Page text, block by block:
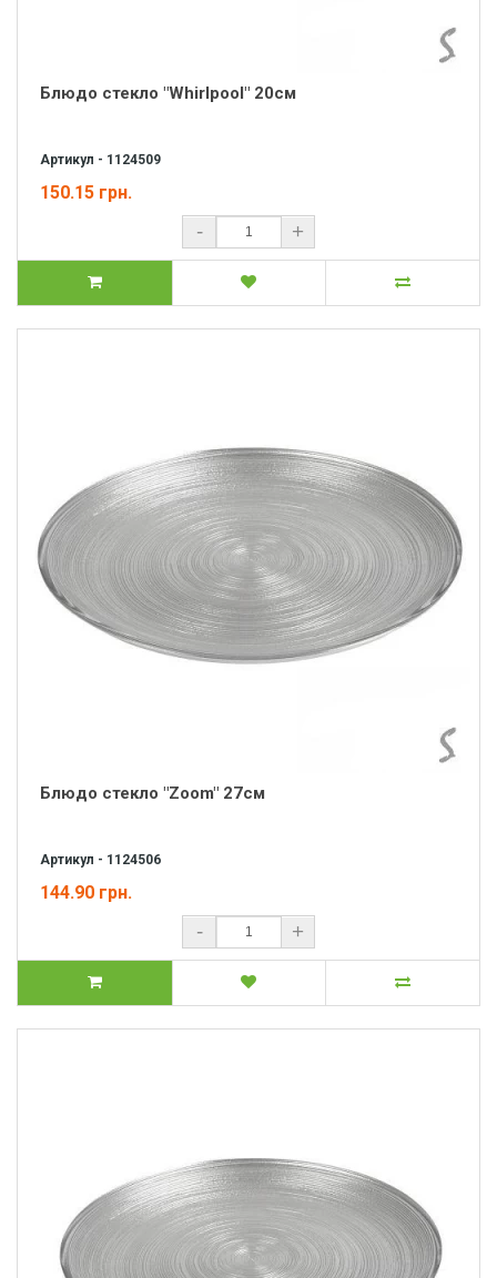
Блюдо стекло "Whirlpool" 20см
Артикул - 1124509
150.15 грн.
- +
Блюдо стекло "Zoom" 27см
Артикул - 1124506
144.90 грн.
- +